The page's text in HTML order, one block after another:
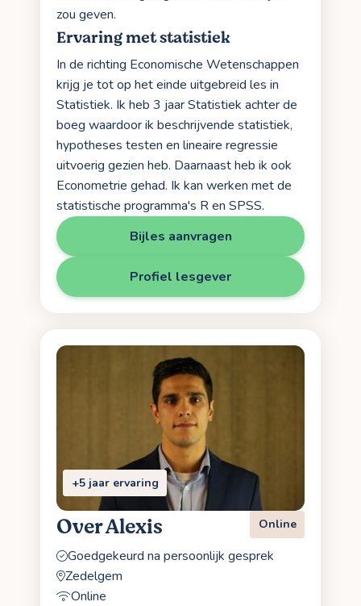
zou geven.
Ervaring met statistiek
In de richting Economische Wetenschappen
krijg je tot op het einde uitgebreid les in
Statistiek. Ik heb 3 jaar Statistiek achter de
boeg waardoor ik beschrijvende statistiek,
hypotheses testen en lineaire regressie
uitvoerig gezien heb. Daarnaast heb ik ook
Econometrie gehad. Ik kan werken met de
statistische programma's R en SPSS.
Bijles aanvragen
Profiel lesgever
+5 jaar ervaring
Over Alexis Online
Goedgekeurd na persoonlijk gesprek
Zedelgem
Online